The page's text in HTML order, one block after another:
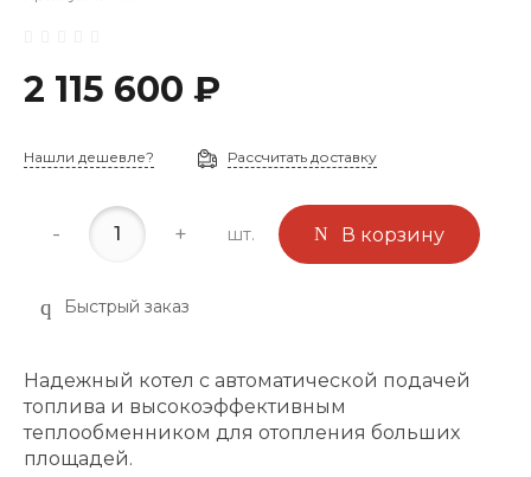
2 115 600 ₽
Нашли дешевле? Рассчитать доставку
- + шт. В корзину
Быстрый заказ
Надежный котел с автоматической подачей
топлива и высокоэффективным
теплообменником для отопления больших
площадей.